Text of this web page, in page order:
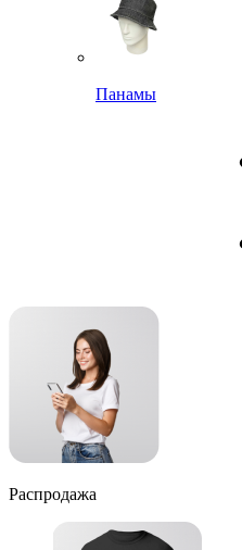
Панамы
Распродажа